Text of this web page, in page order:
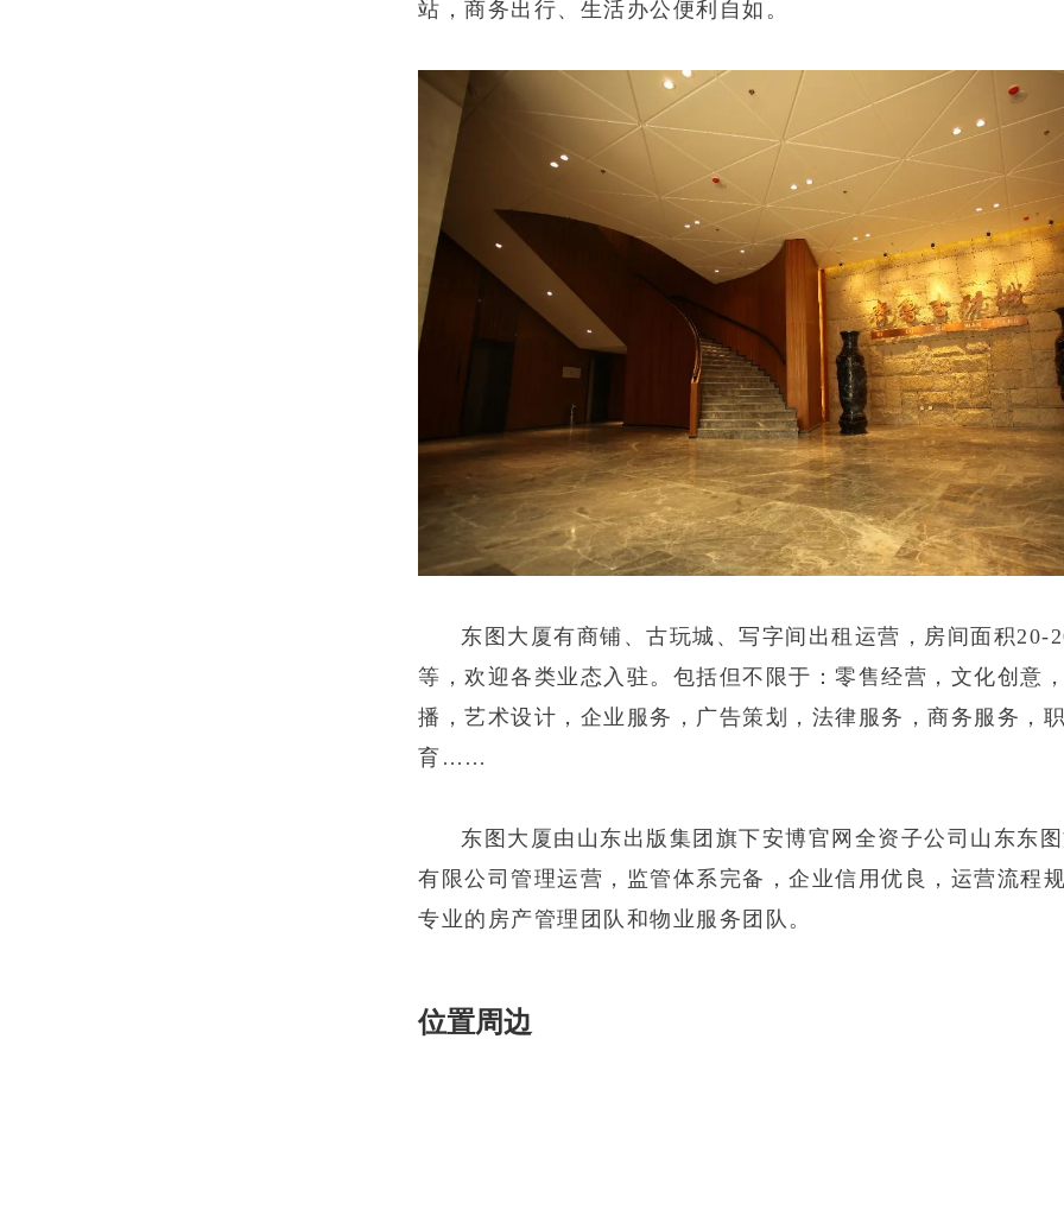
站，商务出行、生活办公便利自如。
东图大厦有商铺、古玩城、写字间出租运营，房间面积20-
等，欢迎各类业态入驻。包括但不限于：零售经营，文化创意
播，艺术设计，企业服务，广告策划，法律服务，商务服务，
育……
东图大厦由山东出版集团旗下安博官网全资子公司山东东
有限公司管理运营，监管体系完备，企业信用优良，运营流程
专业的房产管理团队和物业服务团队。
位置周边